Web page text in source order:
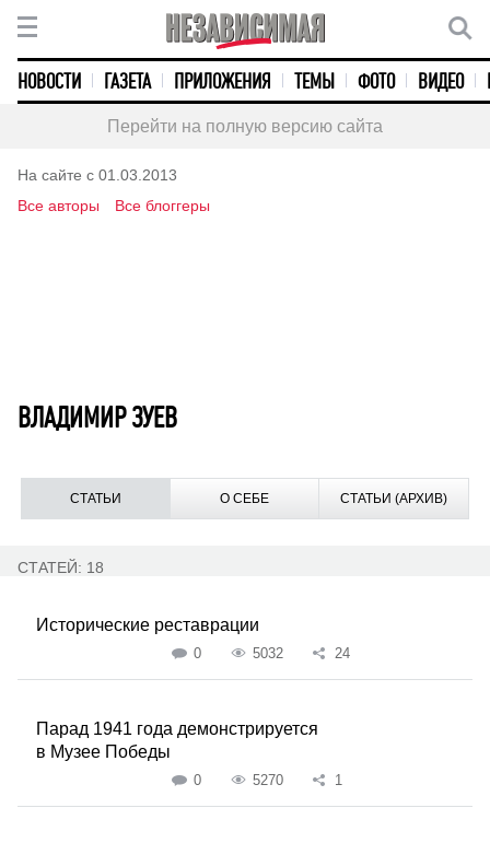
НОВОСТИ ГАЗЕТА ПРИЛОЖЕНИЯ ТЕМЫ ФОТО ВИДЕО
Перейти на полную версию сайта
На сайте с 01.03.2013
Все авторы
Все блоггеры
ВЛАДИМИР ЗУЕВ
СТАТЬИ О СЕБЕ СТАТЬИ (АРХИВ)
СТАТЕЙ: 18
Исторические реставрации
0 5032 24
Парад 1941 года демонстрируется
в Музее Победы
0 5270 1